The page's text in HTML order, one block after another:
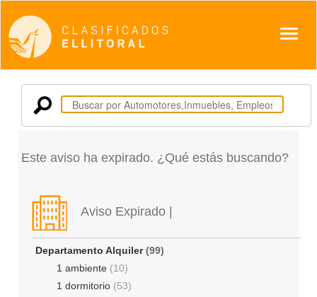
Este aviso ha expirado. ¿Qué estás buscando?
Aviso Expirado |
Departamento Alquiler(99)
1 ambiente (10)
1 dormitorio (53)